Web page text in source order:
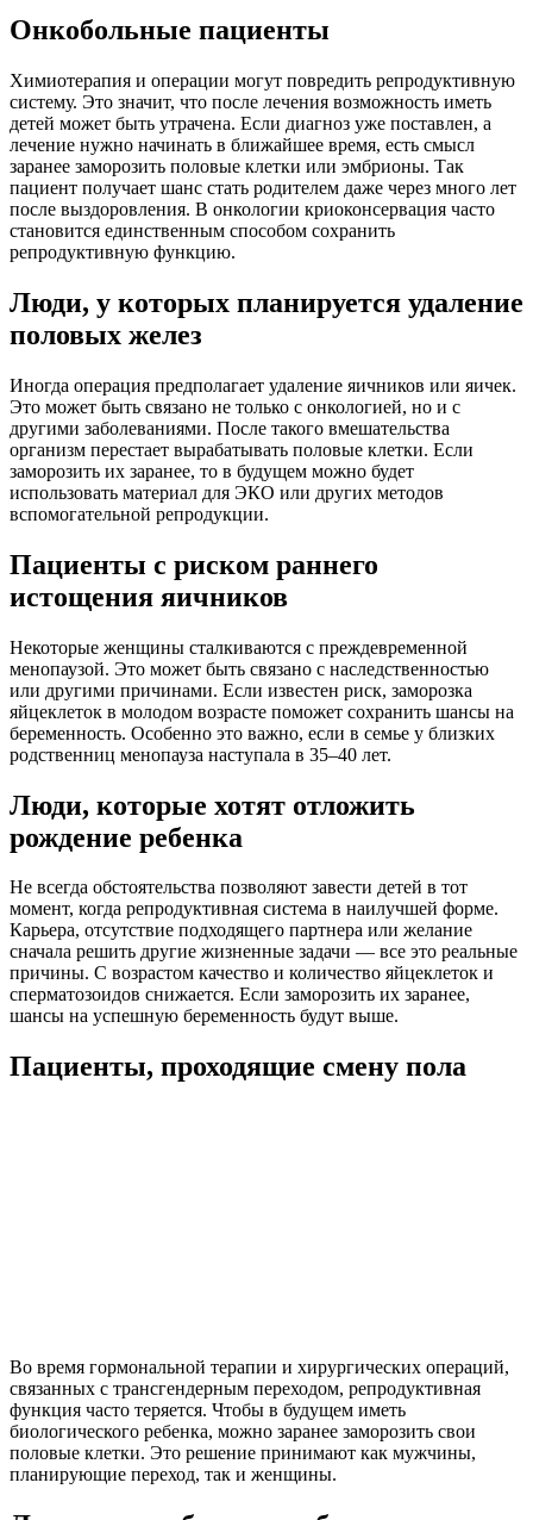
Онкобольные пациенты
Химиотерапия и операции могут повредить репродуктивную
систему. Это значит, что после лечения возможность иметь
детей может быть утрачена. Если диагноз уже поставлен, а
лечение нужно начинать в ближайшее время, есть смысл
заранее заморозить половые клетки или эмбрионы. Так
пациент получает шанс стать родителем даже через много лет
после выздоровления. В онкологии криоконсервация часто
становится единственным способом сохранить
репродуктивную функцию.
Люди, у которых планируется удаление
половых желез
Иногда операция предполагает удаление яичников или яичек.
Это может быть связано не только с онкологией, но и с
другими заболеваниями. После такого вмешательства
организм перестает вырабатывать половые клетки. Если
заморозить их заранее, то в будущем можно будет
использовать материал для ЭКО или других методов
вспомогательной репродукции.
Пациенты с риском раннего
истощения яичников
Некоторые женщины сталкиваются с преждевременной
менопаузой. Это может быть связано с наследственностью
или другими причинами. Если известен риск, заморозка
яйцеклеток в молодом возрасте поможет сохранить шансы на
беременность. Особенно это важно, если в семье у близких
родственниц менопауза наступала в 35–40 лет.
Люди, которые хотят отложить
рождение ребенка
Не всегда обстоятельства позволяют завести детей в тот
момент, когда репродуктивная система в наилучшей форме.
Карьера, отсутствие подходящего партнера или желание
сначала решить другие жизненные задачи — все это реальные
причины. С возрастом качество и количество яйцеклеток и
сперматозоидов снижается. Если заморозить их заранее,
шансы на успешную беременность будут выше.
Пациенты, проходящие смену пола
Во время гормональной терапии и хирургических операций,
связанных с трансгендерным переходом, репродуктивная
функция часто теряется. Чтобы в будущем иметь
биологического ребенка, можно заранее заморозить свои
половые клетки. Это решение принимают как мужчины,
планирующие переход, так и женщины.